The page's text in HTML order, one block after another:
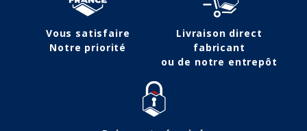
Vous satisfaire
Notre priorité
Livraison direct
fabricant
ou de notre entrepôt